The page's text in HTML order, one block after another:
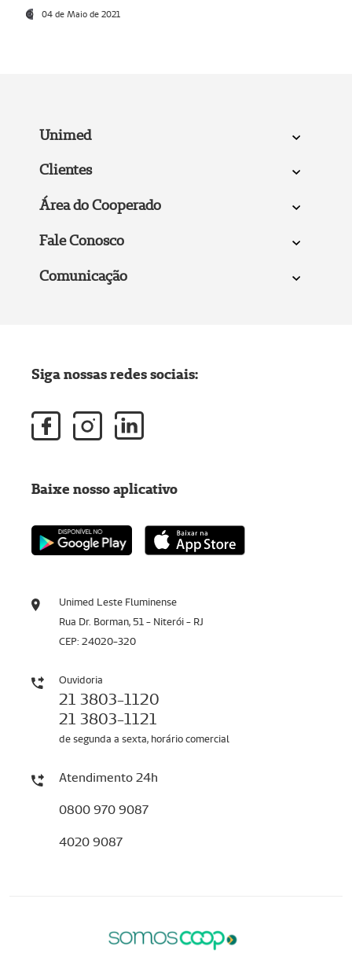
04 de Maio de 2021
Unimed
Clientes
Área do Cooperado
Fale Conosco
Comunicação
Unimed Leste Fluminense
Rua Dr. Borman, 51 - Niterói - RJ
CEP: 24020-320
Ouvidoria
21 3803-1120
21 3803-1121
de segunda a sexta, horário comercial
Atendimento 24h
0800 970 9087
4020 9087
Siga nossas redes sociais:
Baixe nosso aplicativo